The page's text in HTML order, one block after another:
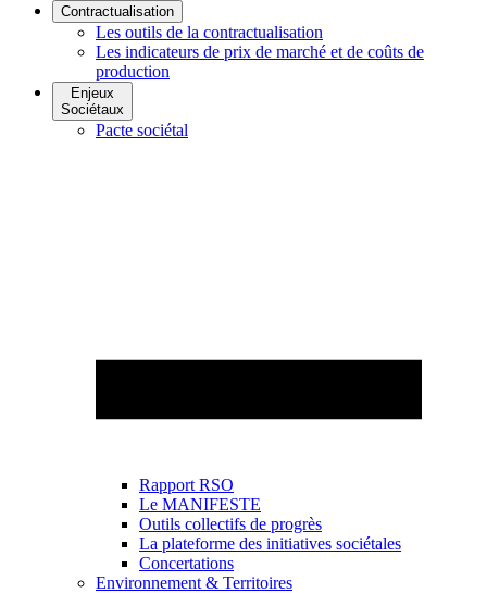
Contractualisation
Les outils de la contractualisation
Les indicateurs de prix de marché et de coûts de
production
Enjeux
Sociétaux
Pacte sociétal
Rapport RSO
Le MANIFESTE
Outils collectifs de progrès
La plateforme des initiatives sociétales
Concertations
Environnement & Territoires